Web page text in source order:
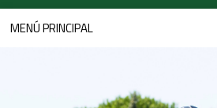
MENÚ PRINCIPAL